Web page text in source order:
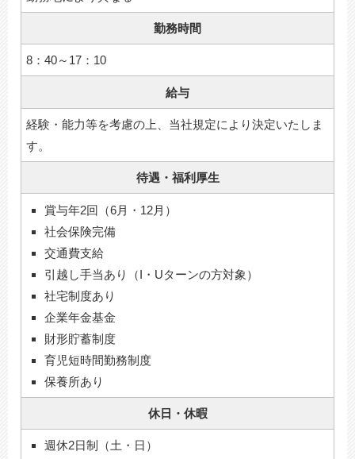
勤務時間
8：40～17：10
給与
経験・能力等を考慮の上、当社規定により決定いたしま
す。
待遇・福利厚生
賞与年2回（6月・12月）
社会保険完備
交通費支給
引越し手当あり（I・Uターンの方対象）
社宅制度あり
企業年金基金
財形貯蓄制度
育児短時間勤務制度
保養所あり
休日・休暇
週休2日制（土・日）